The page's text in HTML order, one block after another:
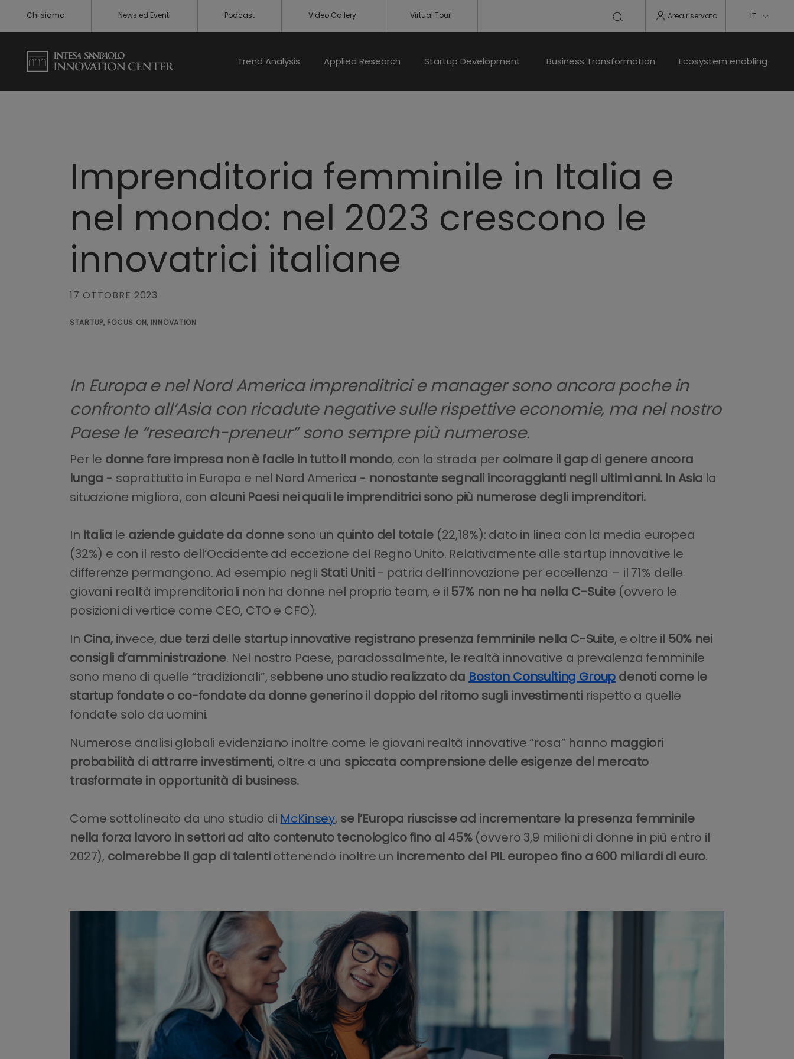
Chi siamo News ed Eventi Podcast Video Gallery Virtual Tour Area riservata IT
Trend Analysis Applied Research Startup Development Business Transformation Ecosystem enabling
Imprenditoria femminile in Italia e
nel mondo: nel 2023 crescono le
innovatrici italiane
17 OTTOBRE 2023
STARTUP, FOCUS ON, INNOVATION
In Europa e nel Nord America imprenditrici e manager sono ancora poche in
confronto all’Asia con ricadute negative sulle rispettive economie, ma nel nostro
Paese le “research-preneur” sono sempre più numerose.
Per le donne fare impresa non è facile in tutto il mondo, con la strada per colmare il gap di genere ancora
lunga - soprattutto in Europa e nel Nord America - nonostante segnali incoraggianti negli ultimi anni. In Asia la
situazione migliora, con alcuni Paesi nei quali le imprenditrici sono più numerose degli imprenditori.
In Italia le aziende guidate da donne sono un quinto del totale(22,18%): dato in linea con la media europea
(32%) e con il resto dell’Occidente ad eccezione del Regno Unito. Relativamente alle startup innovative le
differenze permangono. Ad esempio negli Stati Uniti- patria dell’innovazione per eccellenza – il 71% delle
giovani realtà imprenditoriali non ha donne nel proprio team, e il 57% non ne ha nella C-Suite(ovvero le
posizioni di vertice come CEO, CTO e CFO).
In Cina,invece, due terzi delle startup innovative registrano presenza femminile nella C-Suite, e oltre il 50% nei
consigli d’amministrazione. Nel nostro Paese, paradossalmente, le realtà innovative a prevalenza femminile
sono meno di quelle “tradizionali”, sebbene uno studio realizzato da Boston Consulting Group denoti come le
startup fondate o co-fondate da donne generino il doppio del ritorno sugli investimenti rispetto a quelle
fondate solo da uomini.
Numerose analisi globali evidenziano inoltre come le giovani realtà innovative “rosa” hanno maggiori
probabilità di attrarre investimenti, oltre a una spiccata comprensione delle esigenze del mercato
trasformate in opportunità di business.
Come sottolineato da uno studio di McKinsey, se l’Europa riuscisse ad incrementare la presenza femminile
nella forza lavoro in settori ad alto contenuto tecnologico fino al 45%(ovvero 3,9 milioni di donne in più entro il
2027), colmerebbe il gap di talentiottenendo inoltre un incremento del PIL europeo fino a 600 miliardi di euro.